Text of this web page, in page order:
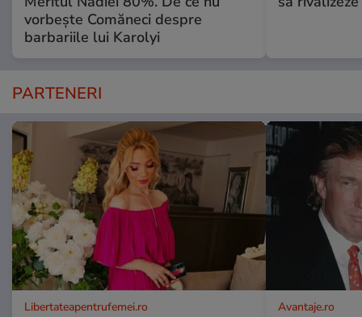
vorbește Comăneci despre
barbariile lui Karolyi
PARTENERI
Libertateapentrufemei.ro Avantaje.ro